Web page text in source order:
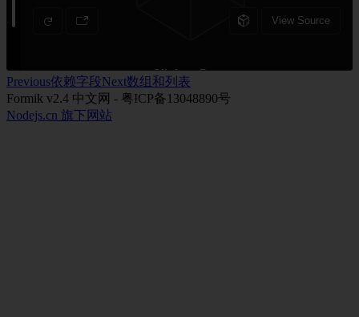
验证
TypeScript
基础
TypeScript
Previous依赖字段Next数组和列表
Formik v2.4 中文网 - 粤ICP备13048890号
Nodejs.cn 旗下网站